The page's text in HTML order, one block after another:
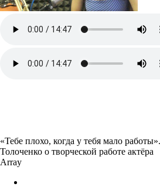
«Тебе плохо, когда у тебя мало
Толоченко о творческой работе актёра
Array